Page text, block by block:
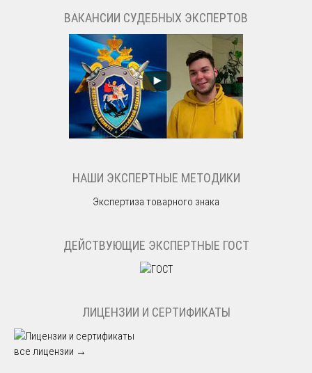
ВАКАНСИИ СУДЕБНЫХ ЭКСПЕРТОВ
НАШИ ЭКСПЕРТНЫЕ МЕТОДИКИ
Экспертиза товарного знака
ДЕЙСТВУЮЩИЕ ЭКСПЕРТНЫЕ ГОСТ
ЛИЦЕНЗИИ И СЕРТИФИКАТЫ
все лицензии →